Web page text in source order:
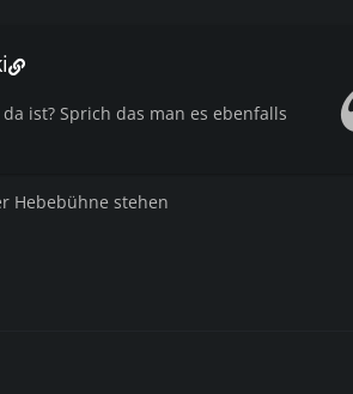
ist? Sprich das man es ebenfalls
Hebebühne stehen